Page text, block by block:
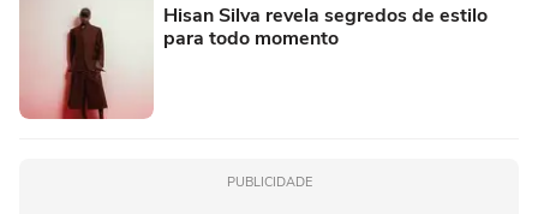
Hisan Silva revela segredos de estilo
para todo momento
PUBLICIDADE